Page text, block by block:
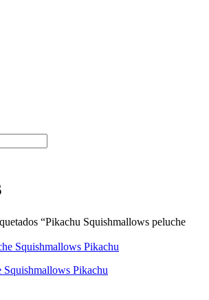
“Pikachu Squishmallows peluche
Squishmallows Pikachu